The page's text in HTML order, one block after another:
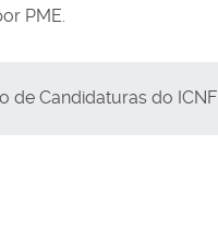
PME.
de Candidaturas do ICNF